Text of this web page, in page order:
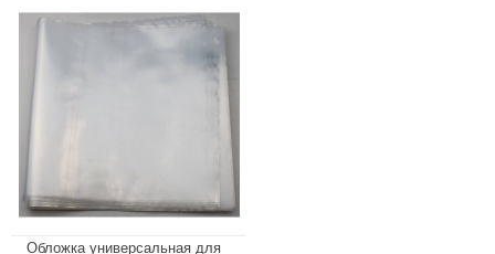
Обложка универсальная для